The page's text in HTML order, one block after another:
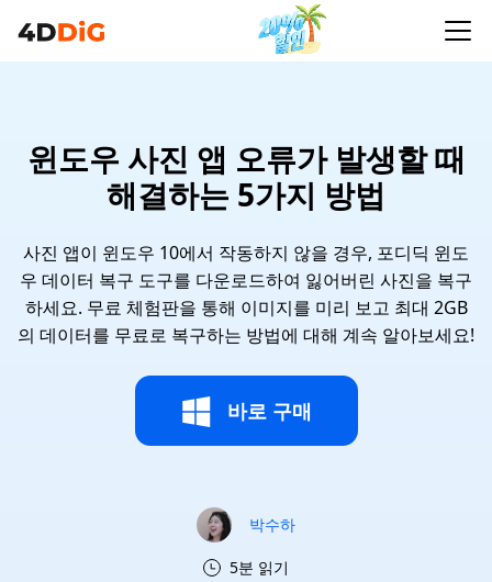
윈도우 사진 앱 오류가 발생할 때
해결하는 5가지 방법
사진 앱이 윈도우 10에서 작동하지 않을 경우, 포디딕 윈도
우 데이터 복구 도구를 다운로드하여 잃어버린 사진을 복구
하세요. 무료 체험판을 통해 이미지를 미리 보고 최대 2GB
의 데이터를 무료로 복구하는 방법에 대해 계속 알아보세요!
바로 구매
박수하
5분 읽기